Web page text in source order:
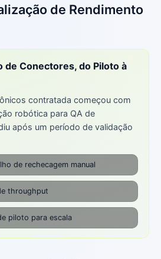
de Rendimento
de Conectores, do Piloto à
contratada começou com
robótica para QA de
após um período de validação
de rechecagem manual
throughput
piloto para escala